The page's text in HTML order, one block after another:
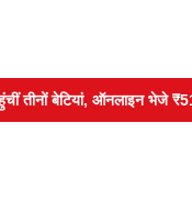
बेटियां, ऑनलाइन भेजे ₹5100